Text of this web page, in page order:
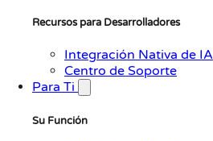
Recursos para Desarrolladores
Integración Nativa de IA
Centro de Soporte
Para Ti
Su Función